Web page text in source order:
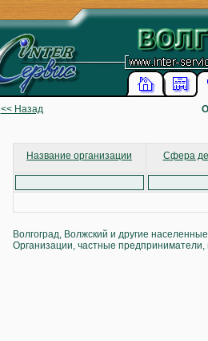
<< Назад
Название организации Сфера
Волгоград, Волжский и другие
Организации, частные предприниматели,